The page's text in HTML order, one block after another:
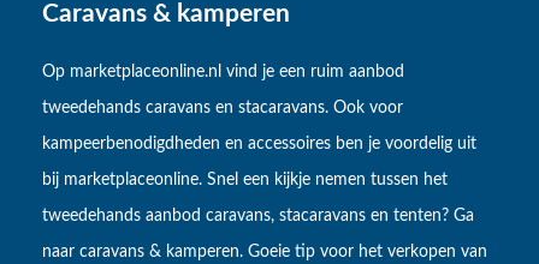
Caravans & kamperen
Op marketplaceonline.nl vind je een ruim aanbod
tweedehands caravans en stacaravans. Ook voor
kampeerbenodigdheden en accessoires ben je voordelig uit
bij marketplaceonline. Snel een kijkje nemen tussen het
tweedehands aanbod caravans, stacaravans en tenten? Ga
naar caravans & kamperen. Goeie tip voor het verkopen van